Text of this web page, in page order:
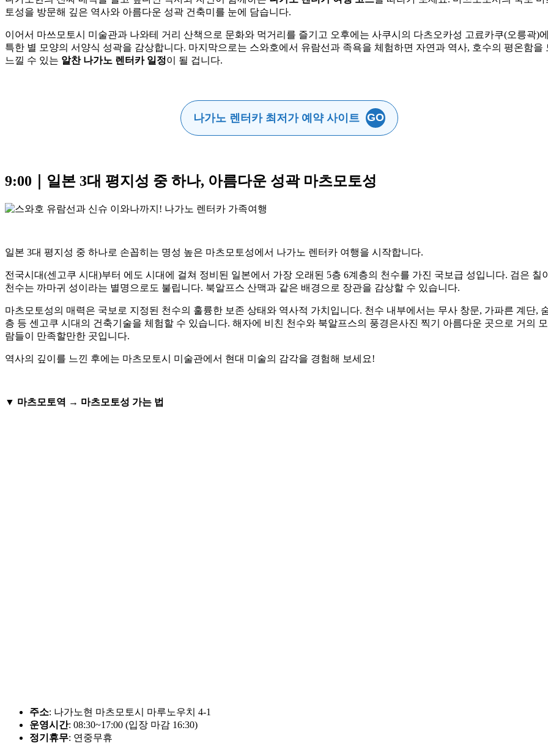
토성을 방문해 깊은 역사와 아름다운 성곽 건축미를 눈에 담습니다.
이어서 마쓰모토시 미술관과 나와테 거리 산책으로 문화와 먹거리를 즐기고 오후에는 사쿠시의 다츠오카성 고료카쿠(오릉곽)
특한 별 모양의 서양식 성곽을 감상합니다. 마지막으로는 스와호에서 유람선과 족욕을 체험하면 자연과 역사, 호수의 평온함을
느낄 수 있는 알찬 나가노 렌터카 일정이 될 겁니다.
나가노 렌터카 최저가 예약 사이트 GO
9:00｜일본 3대 평지성 중 하나, 아름다운 성곽 마츠모토성
일본 3대 평지성 중 하나로 손꼽히는 명성 높은 마츠모토성에서 나가노 렌터카 여행을 시작합니다.
전국시대(센고쿠 시대)부터 에도 시대에 걸쳐 정비된 일본에서 가장 오래된 5층 6계층의 천수를 가진 국보급 성입니다. 검은 칠
천수는 까마귀 성이라는 별명으로도 불립니다. 북알프스 산맥과 같은 배경으로 장관을 감상할 수 있습니다.
마츠모토성의 매력은 국보로 지정된 천수의 훌륭한 보존 상태와 역사적 가치입니다. 천수 내부에서는 무사 창문, 가파른 계단,
층 등 센고쿠 시대의 건축기술을 체험할 수 있습니다. 해자에 비친 천수와 북알프스의 풍경은사진 찍기 아름다운 곳으로 거의
람들이 만족할만한 곳입니다.
역사의 깊이를 느낀 후에는 마츠모토시 미술관에서 현대 미술의 감각을 경험해 보세요!
▼ 마츠모토역 → 마츠모토성 가는 법
주소: 나가노현 마츠모토시 마루노우치 4-1
운영시간: 08:30~17:00 (입장 마감 16:30)
정기휴무: 연중무휴